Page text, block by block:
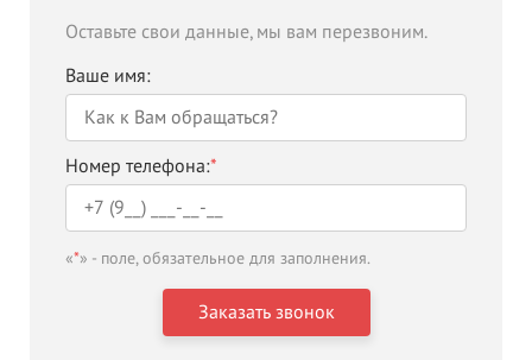
Оставьте свои данные, мы вам перезвоним.
Ваше имя:
Номер телефона:*
«*» - поле, обязательное для заполнения.